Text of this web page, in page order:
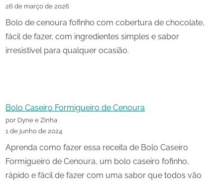
26 de março de 2026
Bolo de cenoura fofinho com cobertura de chocolate,
fácil de fazer, com ingredientes simples e sabor
irresistível para qualquer ocasião.
Bolo Caseiro Formigueiro de Cenoura
por Dyne e Zinha
1 de junho de 2024
Aprenda como fazer essa receita de Bolo Caseiro
Formigueiro de Cenoura, um bolo caseiro fofinho,
rápido e fácil de fazer com uma sabor que todos vão